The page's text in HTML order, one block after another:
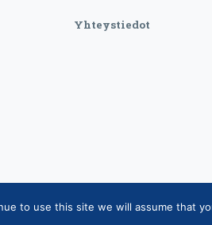
Yhteystiedot
Rotarytoiminnassa
to use this site we will assume that